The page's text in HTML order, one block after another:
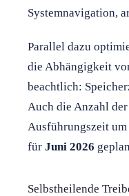
Systemnavigation,
Parallel dazu
die Abhängigkeit
beachtlich:
Auch die Anzahl
Ausführungszeit
für Juni 2026
Selbstheilende